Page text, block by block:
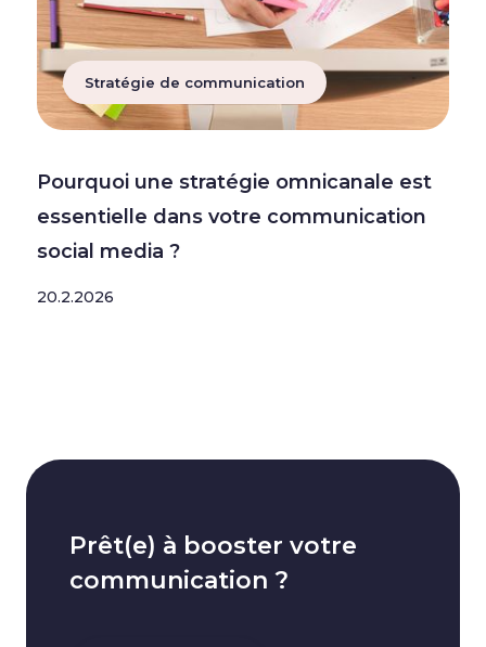
Stratégie de communication
Pourquoi une stratégie omnicanale est
essentielle dans votre communication
social media ?
20.2.2026
Prêt(e) à booster votre
communication ?